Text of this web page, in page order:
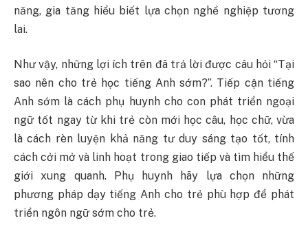
năng, gia tăng hiểu biết lựa chọn nghề nghiệp tương
lai.
Như vậy, những lợi ích trên đã trả lời được câu hỏi “Tại
sao nên cho trẻ học tiếng Anh sớm?”. Tiếp cận tiếng
Anh sớm là cách phụ huynh cho con phát triển ngoại
ngữ tốt ngay từ khi trẻ còn mới học câu, học chữ, vừa
là cách rèn luyện khả năng tư duy sáng tạo tốt, tính
cách cởi mở và linh hoạt trong giao tiếp và tìm hiểu thế
giới xung quanh. Phụ huynh hãy lựa chọn những
phương pháp dạy tiếng Anh cho trẻ phù hợp để phát
triển ngôn ngữ sớm cho trẻ.